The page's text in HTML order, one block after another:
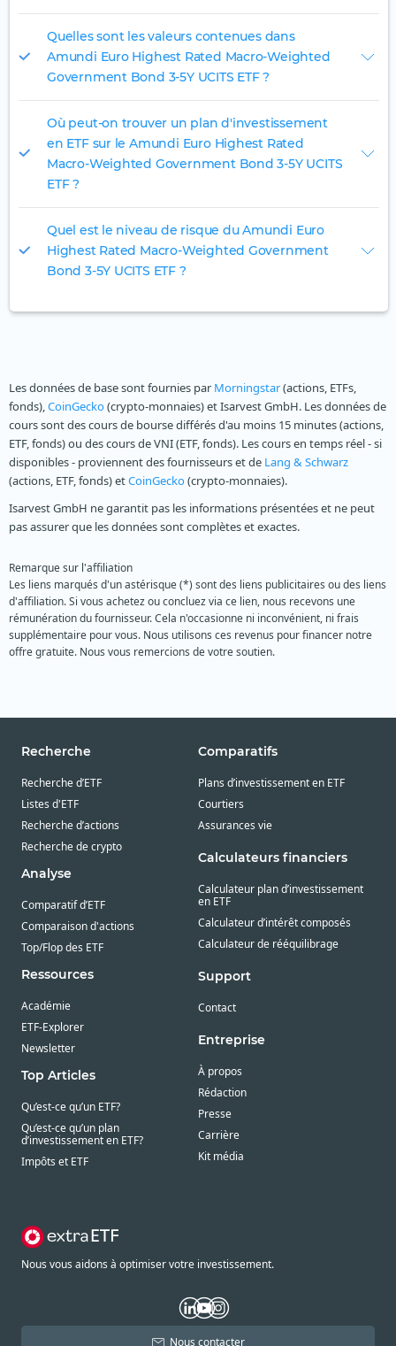
Quelles sont les valeurs contenues dans
Amundi Euro Highest Rated Macro-Weighted
Government Bond 3-5Y UCITS ETF ?
Où peut-on trouver un plan d'investissement
en ETF sur le Amundi Euro Highest Rated
Macro-Weighted Government Bond 3-5Y UCITS
ETF ?
Quel est le niveau de risque du Amundi Euro
Highest Rated Macro-Weighted Government
Bond 3-5Y UCITS ETF ?
Les données de base sont fournies par Morningstar(actions, ETFs,
fonds),CoinGecko(crypto-monnaies) et Isarvest GmbH. Les données de
cours sont des cours de bourse différés d'au moins 15 minutes (actions,
ETF, fonds) ou des cours de VNI (ETF, fonds). Les cours en temps réel - si
disponibles - proviennent des fournisseurs et de Lang & Schwarz
(actions, ETF, fonds) etCoinGecko(crypto-monnaies).
Isarvest GmbH ne garantit pas les informations présentées et ne peut
pas assurer que les données sont complètes et exactes.
Remarque sur l'affiliation
Les liens marqués d'un astérisque (*) sont des liens publicitaires ou des liens
d'affiliation. Si vous achetez ou concluez via ce lien, nous recevons une
rémunération du fournisseur. Cela n'occasionne ni inconvénient, ni frais
supplémentaire pour vous. Nous utilisons ces revenus pour financer notre
offre gratuite. Nous vous remercions de votre soutien.
Recherche
Recherche d’ETF
Listes d'ETF
Recherche d’actions
Recherche de crypto
Analyse
Comparatif d’ETF
Comparaison d'actions
Top/Flop des ETF
Ressources
Académie
ETF-Explorer
Newsletter
Top Articles
Qu’est-ce qu’un ETF?
Qu’est-ce qu’un plan
d’investissement en ETF?
Impôts et ETF
Comparatifs
Plans d’investissement en ETF
Courtiers
Assurances vie
Calculateurs financiers
Calculateur plan d’investissement
en ETF
Calculateur d’intérêt composés
Calculateur de rééquilibrage
Support
Contact
Entreprise
À propos
Rédaction
Presse
Carrière
Kit média
Nous vous aidons à optimiser votre investissement.
Nous contacter